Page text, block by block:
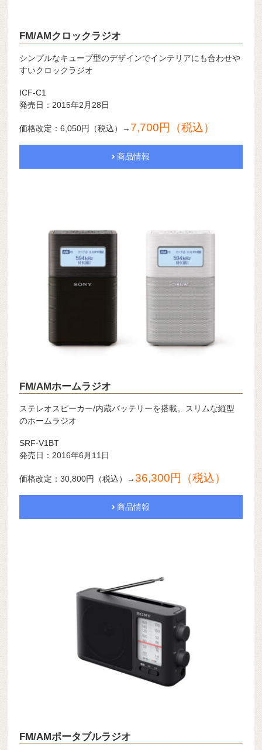
FM/AMクロックラジオ
シンプルなキューブ型のデザインでインテリアにも合わせや
すいクロックラジオ
ICF-C1
発売日：2015年2月28日
価格改定：6,050円（税込）→ 7,700円（税込）
商品情報
FM/AMホームラジオ
ステレオスピーカー/内蔵バッテリーを搭載。スリムな縦型
のホームラジオ
SRF-V1BT
発売日：2016年6月11日
価格改定：30,800円（税込）→36,300円（税込）
商品情報
FM/AMポータブルラジオ